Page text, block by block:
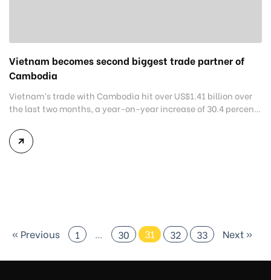
Vietnam becomes second biggest trade partner of
Cambodia
Vietnam’s trade with Cambodia hit over US$1.41 billion over
the last two months, a year-on-year increase of 30.4 percent,
Cambodia. Illustration Statistics of the Cambodian Ministry of
Economy and Finance showed that during January- February
« Previous 1 … 30 31 32 33 Next »